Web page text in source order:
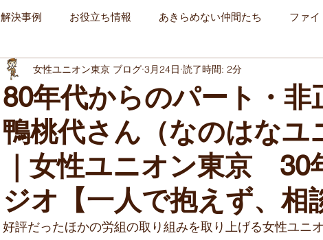
解決事例 お役立ち情報 あきらめない仲間たち ファイ
80年代からのパート・
鴨桃代さん（なのはなユ
｜女性ユニオン東京 30
ジオ【一人で抱えず、相
女性ユニオン東京 ブログ 3月24日 読了時間: 2分
好評だったほかの労組の取り組みを取り上げる女性ユニ